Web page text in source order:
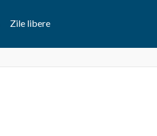
Zile libere